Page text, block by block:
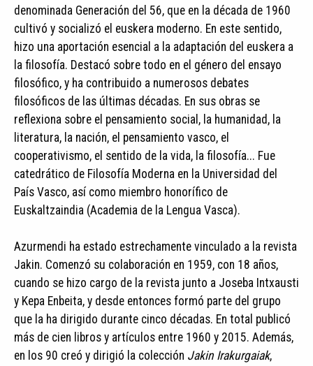
denominada Generación del 56, que en la década de 1960
cultivó y socializó el euskera moderno. En este sentido,
hizo una aportación esencial a la adaptación del euskera a
la filosofía. Destacó sobre todo en el género del ensayo
filosófico, y ha contribuido a numerosos debates
filosóficos de las últimas décadas. En sus obras se
reflexiona sobre el pensamiento social, la humanidad, la
literatura, la nación, el pensamiento vasco, el
cooperativismo, el sentido de la vida, la filosofía... Fue
catedrático de Filosofía Moderna en la Universidad del
País Vasco, así como miembro honorífico de
Euskaltzaindia (Academia de la Lengua Vasca).
Azurmendi ha estado estrechamente vinculado a la revista
Jakin. Comenzó su colaboración en 1959, con 18 años,
cuando se hizo cargo de la revista junto a Joseba Intxausti
y Kepa Enbeita, y desde entonces formó parte del grupo
que la ha dirigido durante cinco décadas. En total publicó
más de cien libros y artículos entre 1960 y 2015. Además,
en los 90 creó y dirigió la colección Jakin Irakurgaiak,